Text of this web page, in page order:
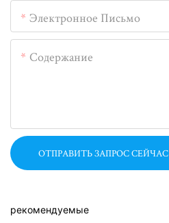
Электронное Письмо
Содержание
ОТПРАВИТЬ ЗАПРОС СЕЙЧАС
рекомендуемые